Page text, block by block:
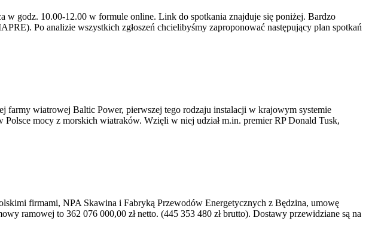
w godz. 10.00-12.00 w formule online. Link do spotkania znajduje się poniżej. Bardzo
Po analizie wszystkich zgłoszeń chcielibyśmy zaproponować następujący plan spotkań
farmy wiatrowej Baltic Power, pierwszej tego rodzaju instalacji w krajowym systemie
mocy z morskich wiatraków. Wzięli w niej udział m.in. premier RP Donald Tusk,
firmami, NPA Skawina i Fabryką Przewodów Energetycznych z Będzina, umowę
ramowej to 362 076 000,00 zł netto. (445 353 480 zł brutto). Dostawy przewidziane są na